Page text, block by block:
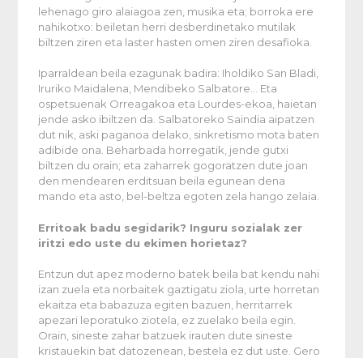
lehenago giro alaiagoa zen, musika eta; borroka ere
nahikotxo: beiletan herri desberdinetako mutilak
biltzen ziren eta laster hasten omen ziren desafioka.
Iparraldean beila ezagunak badira: Iholdiko San Bladi,
Iruriko Maidalena, Mendibeko Salbatore… Eta
ospetsuenak Orreagakoa eta Lourdes-ekoa, haietan
jende asko ibiltzen da. Salbatoreko Saindia aipatzen
dut nik, aski paganoa delako, sinkretismo mota baten
adibide ona. Beharbada horregatik, jende gutxi
biltzen du orain; eta zaharrek gogoratzen dute joan
den mendearen erditsuan beila egunean dena
mando eta asto, bel-beltza egoten zela hango zelaia.
Erritoak badu segidarik? Inguru sozialak zer
iritzi edo uste du ekimen horietaz?
Entzun dut apez moderno batek beila bat kendu nahi
izan zuela eta norbaitek gaztigatu ziola, urte horretan
ekaitza eta babazuza egiten bazuen, herritarrek
apezari leporatuko ziotela, ez zuelako beila egin.
Orain, sineste zahar batzuek irauten dute sineste
kristauekin bat datozenean, bestela ez dut uste. Gero